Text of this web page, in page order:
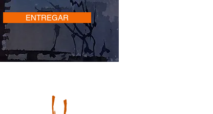
ENTREGAR